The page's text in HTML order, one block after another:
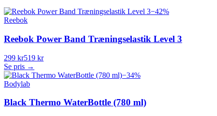
−42%
Reebok
Reebok Power Band Træningselastik Level 3
299 kr519 kr
Se pris →
−34%
Bodylab
Black Thermo WaterBottle (780 ml)